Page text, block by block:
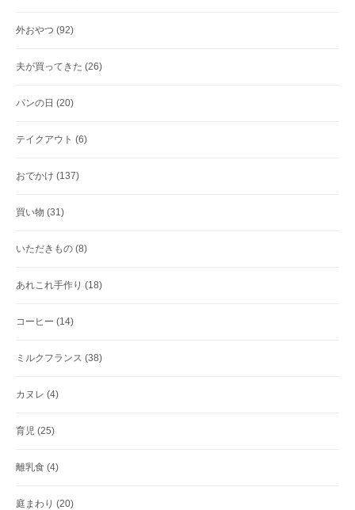
外おやつ (92)
夫が買ってきた (26)
パンの日 (20)
テイクアウト (6)
おでかけ (137)
買い物 (31)
いただきもの (8)
あれこれ手作り (18)
コーヒー (14)
ミルクフランス (38)
カヌレ (4)
育児 (25)
離乳食 (4)
庭まわり (20)